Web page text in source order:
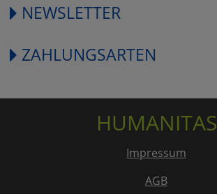
NEWSLETTER
ZAHLUNGSARTEN
HUMANITAS
Impressum
AGB